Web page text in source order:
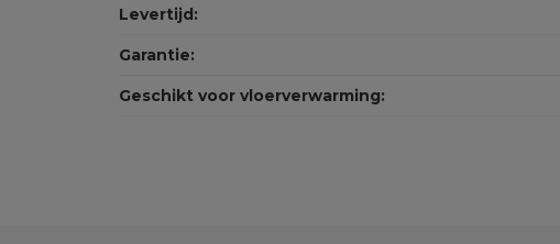
Levertijd:
Garantie:
Geschikt voor vloerverwarming: